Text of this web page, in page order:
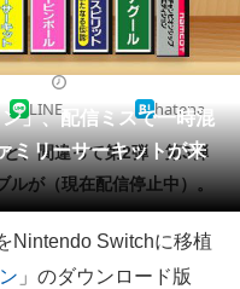
・育児
ーチ
」、配信ミスで一時混
リーサーキットが来
LINE hatena
、間違って第2弾・第3弾
ルが（現在配信停止中）。
Nintendo Switchに移植
」のダウンロード版